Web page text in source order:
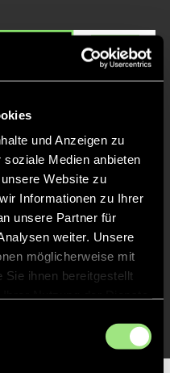
und Anzeigen zu
Medien anbieten
Website zu
Informationen zu Ihrer
unsere Partner für
weiter. Unsere
möglicherweise mit
Sie ihnen bereitgestellt